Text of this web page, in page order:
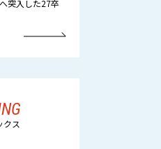
突入した27卒
クス